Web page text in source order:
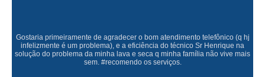
Gostaria primeiramente de agradecer o bom atendimento telefônico (q hj
infelizmente é um problema), e a eficiência do técnico Sr Henrique na
solução do problema da minha lava e seca q minha família não vive mais
sem. #recomendo os serviços.